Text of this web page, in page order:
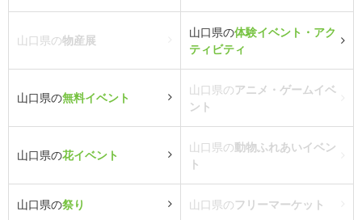
山口県の物産展
山口県の体験イベント・アク
ティビティ
山口県の無料イベント
山口県のアニメ・ゲームイベ
ント
山口県の花イベント
山口県の動物ふれあいイベン
ト
山口県の祭り 山口県のフリーマーケット